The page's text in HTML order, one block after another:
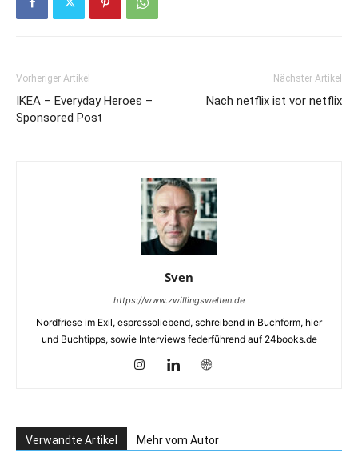
Vorheriger Artikel
IKEA – Everyday Heroes –
Sponsored Post
Nächster Artikel
Nach netflix ist vor netflix
Sven
https://www.zwillingswelten.de
Nordfriese im Exil, espressoliebend, schreibend in Buchform, hier
und Buchtipps, sowie Interviews federführend auf 24books.de
Verwandte Artikel Mehr vom Autor